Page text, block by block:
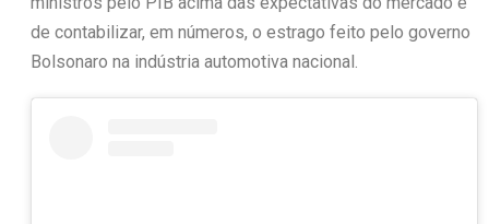
de contabilizar, em números, o estrago feito pelo governo
Bolsonaro na indústria automotiva nacional.